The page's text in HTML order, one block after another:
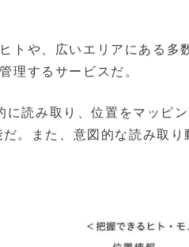
トや、広いエリアにある多
理するサービスだ。
読み取り、位置をマッピ
。また、意図的な読み取り